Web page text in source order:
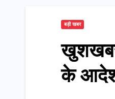
बड़ी खबर
के